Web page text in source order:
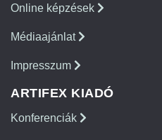
Online képzések
Médiaajánlat
Impresszum
ARTIFEX KIADÓ
Konferenciák